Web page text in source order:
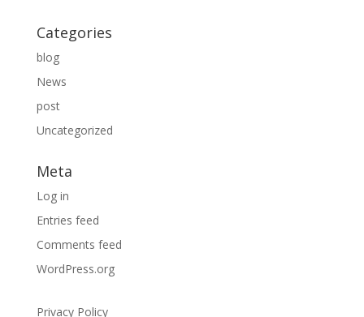
Categories
blog
News
post
Uncategorized
Meta
Log in
Entries feed
Comments feed
WordPress.org
Privacy Policy